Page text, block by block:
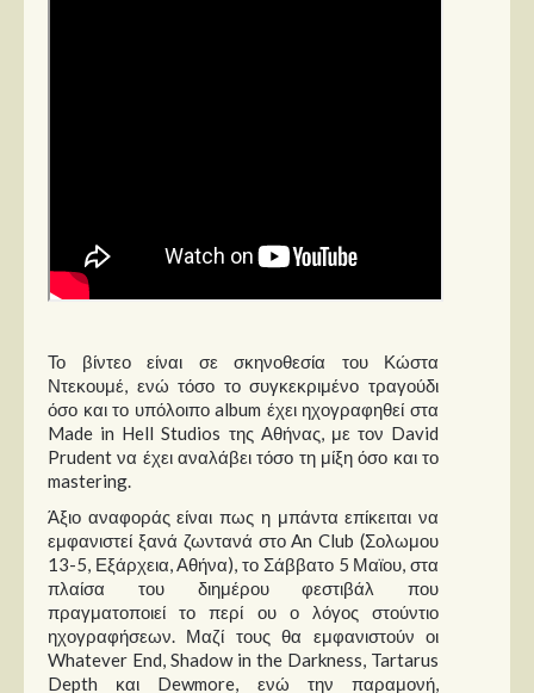
Το βίντεο είναι σε σκηνοθεσία του Κώστα
Ντεκουμέ, ενώ τόσο το συγκεκριμένο τραγούδι
όσο και το υπόλοιπο album έχει ηχογραφηθεί στα
Made in Hell Studios της Αθήνας, με τον David
Prudent να έχει αναλάβει τόσο τη μίξη όσο και το
mastering.
Άξιο αναφοράς είναι πως η μπάντα επίκειται να
εμφανιστεί ξανά ζωντανά στο An Club (Σολωμου
13-5, Εξάρχεια, Αθήνα), το Σάββατο 5 Μαϊου, στα
πλαίσα του διημέρου φεστιβάλ που
πραγματοποιεί το περί ου ο λόγος στούντιο
ηχογραφήσεων. Μαζί τους θα εμφανιστούν οι
Whatever End, Shadow in the Darkness, Tartarus
Depth και Dewmore, ενώ την παραμονή,